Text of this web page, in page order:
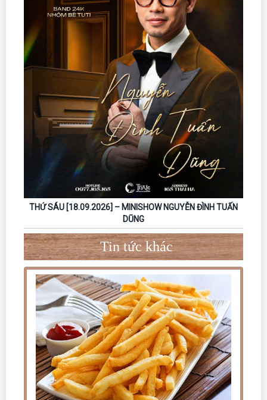
THỨ SÁU [18.09.2026] – MINISHOW NGUYỄN ĐÌNH TUẤN
DŨNG
Tin tức khác